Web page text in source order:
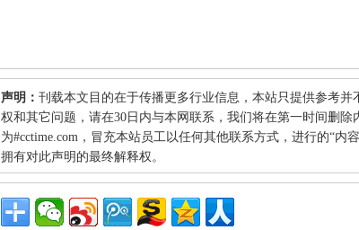
声明： 刊载本文目的在于传播更多行业信息，本站只提供参考
权和其它问题，请在30日内与本网联系，我们将在第一时间删除
为#cctime.com，冒充本站员工以任何其他联系方式，进行的“内
拥有对此声明的最终解释权。